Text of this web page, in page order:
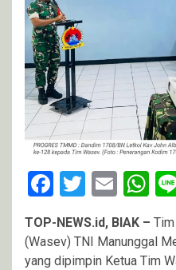
Facebook
Twitter
TOP-NEWS.id, BIAK –
(Wasev) TNI Manunggal
yang dipimpin Ketua Tim